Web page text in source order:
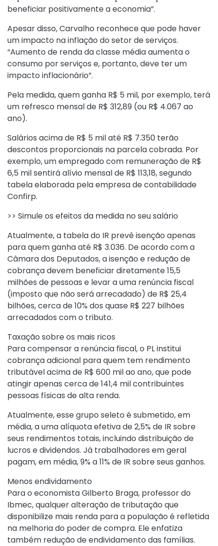
beneficiar positivamente a economia”.
Apesar disso, Carvalho reconhece que pode haver
um impacto na inflação do setor de serviços.
“Aumento de renda da classe média aumenta o
consumo por serviços e, portanto, deve ter um
impacto inflacionário”.
Pela medida, quem ganha R$ 5 mil, por exemplo, terá
um refresco mensal de R$ 312,89 (ou R$ 4.067 ao
ano).
Salários acima de R$ 5 mil até R$ 7.350 terão
descontos proporcionais na parcela cobrada. Por
exemplo, um empregado com remuneração de R$
6,5 mil sentirá alívio mensal de R$ 113,18, segundo
tabela elaborada pela empresa de contabilidade
Confirp.
>> Simule os efeitos da medida no seu salário
Atualmente, a tabela do IR prevê isenção apenas
para quem ganha até R$ 3.036. De acordo com a
Câmara dos Deputados, a isenção e redução de
cobrança devem beneficiar diretamente 15,5
milhões de pessoas e levar a uma renúncia fiscal
(imposto que não será arrecadado) de R$ 25,4
bilhões, cerca de 10% dos quase R$ 227 bilhões
arrecadados com o tributo.
Taxação sobre os mais ricos
Para compensar a renúncia fiscal, o PL institui
cobrança adicional para quem tem rendimento
tributável acima de R$ 600 mil ao ano, que pode
atingir apenas cerca de 141,4 mil contribuintes
pessoas físicas de alta renda.
Atualmente, esse grupo seleto é submetido, em
média, a uma alíquota efetiva de 2,5% de IR sobre
seus rendimentos totais, incluindo distribuição de
lucros e dividendos. Já trabalhadores em geral
pagam, em média, 9% a 11% de IR sobre seus ganhos.
Menos endividamento
Para o economista Gilberto Braga, professor do
Ibmec, qualquer alteração de tributação que
disponibilize mais renda para a população é refletida
na melhoria do poder de compra. Ele enfatiza
também redução de endividamento das famílias.